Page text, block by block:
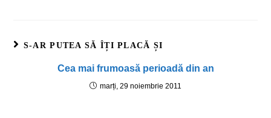
S-AR PUTEA SĂ ÎȚI PLACĂ ȘI
Cea mai frumoasă perioadă din an
marți, 29 noiembrie 2011